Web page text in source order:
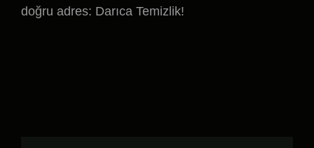
doğru adres: Darıca Temizlik!